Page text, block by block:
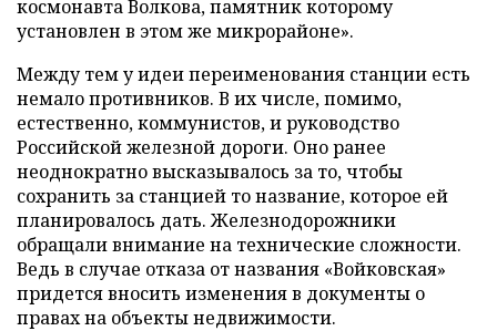
космонавта Волкова, памятник которому
установлен в этом же микрорайоне».
Между тем у идеи переименования станции есть
немало противников. В их числе, помимо,
естественно, коммунистов, и руководство
Российской железной дороги. Оно ранее
неоднократно высказывалось за то, чтобы
сохранить за станцией то название, которое ей
планировалось дать. Железнодорожники
обращали внимание на технические сложности.
Ведь в случае отказа от названия «Войковская»
придется вносить изменения в документы о
правах на объекты недвижимости.